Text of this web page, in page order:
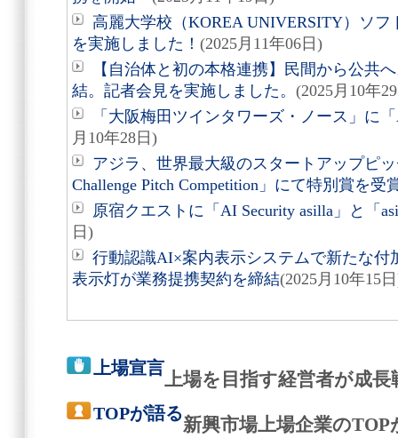
高麗大学校（KOREA UNIVERSITY）ソ
を実施しました！ (2025月11年06日)
【自治体と初の本格連携】民間から公共
結。記者会見を実施しました。 (2025月10年
「大阪梅田ツインタワーズ・ノース」に
月10年28日)
アジラ、世界最大級のスタートアップピッ
Challenge Pitch Competition」にて特別賞を受
原宿クエストに「AI Security asilla」と「
日)
行動認識AI×案内表示システムで新たな付
表示灯が業務提携契約を締結(2025月10年15
上場宣言
上場を目指す経営者が成
TOPが語る
新興市場上場企業の